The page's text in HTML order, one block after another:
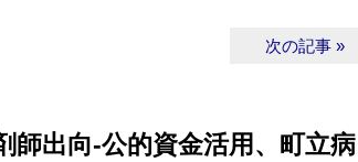
次の記事 »
師出向‐公的資金活用、町立病